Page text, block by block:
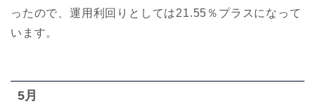
ったので、運用利回りとしては21.55％プラスになって
います。
5月